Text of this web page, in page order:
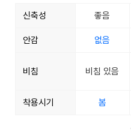
신축성 좋음
안감 없음
비침 비침 있음
착용시기 봄